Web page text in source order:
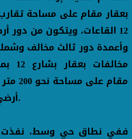
12 القاعات، ويتكون من
وأعمدة دور ثالث مخالف
مقام
أرضي وأربعة أدوار علوية.